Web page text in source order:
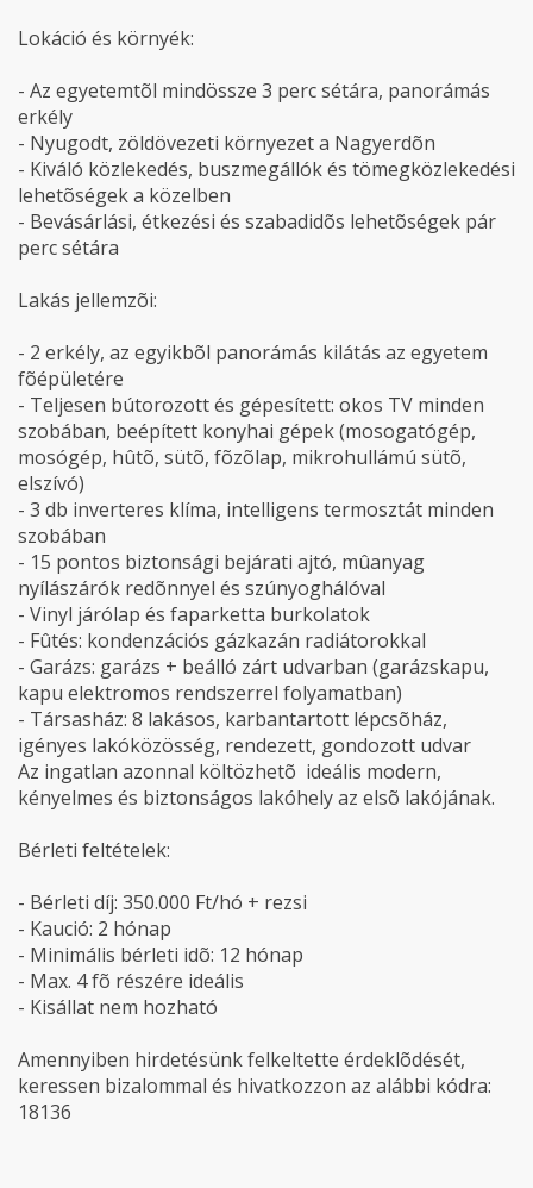
Lokáció és környék:
- Az egyetemtõl mindössze 3 perc sétára, panorámás
erkély
- Nyugodt, zöldövezeti környezet a Nagyerdõn
- Kiváló közlekedés, buszmegállók és tömegközlekedési
lehetõségek a közelben
- Bevásárlási, étkezési és szabadidõs lehetõségek pár
perc sétára
Lakás jellemzõi:
- 2 erkély, az egyikbõl panorámás kilátás az egyetem
fõépületére
- Teljesen bútorozott és gépesített: okos TV minden
szobában, beépített konyhai gépek (mosogatógép,
mosógép, hûtõ, sütõ, fõzõlap, mikrohullámú sütõ,
elszívó)
- 3 db inverteres klíma, intelligens termosztát minden
szobában
- 15 pontos biztonsági bejárati ajtó, mûanyag
nyílászárók redõnnyel és szúnyoghálóval
- Vinyl járólap és faparketta burkolatok
- Fûtés: kondenzációs gázkazán radiátorokkal
- Garázs: garázs + beálló zárt udvarban (garázskapu,
kapu elektromos rendszerrel folyamatban)
- Társasház: 8 lakásos, karbantartott lépcsõház,
igényes lakóközösség, rendezett, gondozott udvar
Az ingatlan azonnal költözhetõ  ideális modern,
kényelmes és biztonságos lakóhely az elsõ lakójának.
Bérleti feltételek:
- Bérleti díj: 350.000 Ft/hó + rezsi
- Kaució: 2 hónap
- Minimális bérleti idõ: 12 hónap
- Max. 4 fõ részére ideális
- Kisállat nem hozható
Amennyiben hirdetésünk felkeltette érdeklõdését,
keressen bizalommal és hivatkozzon az alábbi kódra:
18136